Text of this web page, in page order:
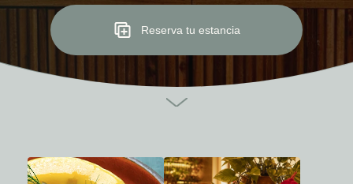
Reserva tu estancia